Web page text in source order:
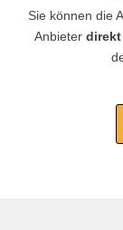
Sie können die
Anbieter